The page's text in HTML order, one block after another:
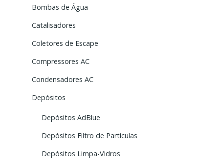
Bombas de Água
Catalisadores
Coletores de Escape
Compressores AC
Condensadores AC
Depósitos
Depósitos AdBlue
Depósitos Filtro de Partículas
Depósitos Limpa-Vidros